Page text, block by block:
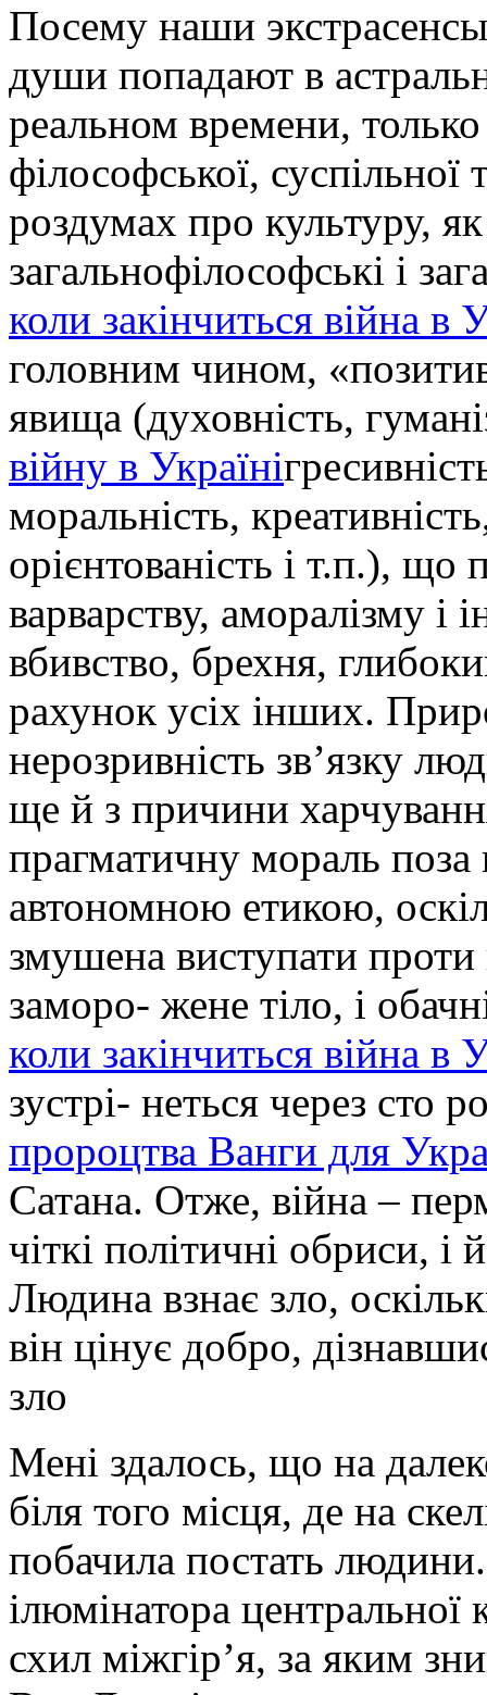
Посему наши
души попадают в
реальном времени,
філософської,
роздумах про культуру,
загальнофілософські і
коли закінчиться війна в
головним чином,
явища (духовність,
війну в Україні
моральність,
орієнтованість і т.п.), що
варварству, аморалізму і
вбивство, брехня,
рахунок усіх інших.
нерозривність зв’язку
ще й з причини
прагматичну мораль поза
автономною етикою,
змушена виступати проти
заморо- жене тіло, і
коли закінчиться війна в
зустрі- неться через сто
пророцтва Ванги для
Сатана. Отже, війна –
чіткі політичні обриси,
Людина взнає зло,
він цінує добро,
зло
Мені здалось, що на
біля того місця, де на
побачила постать
ілюмінатора
схил міжгір’я, за яким